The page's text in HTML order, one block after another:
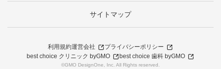
サイトマップ
利用規約運営会社
プライバシーポリシー
best choice クリニック byGMO
best choice 歯科 byGMO
©GMO DesignOne, Inc. All Rights reserved.